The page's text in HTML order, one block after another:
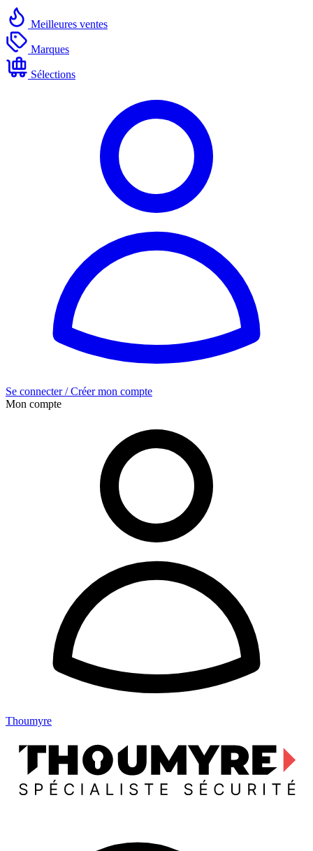
Meilleures ventes
Marques
Sélections
Se connecter / Créer mon compte
Mon compte
Thoumyre